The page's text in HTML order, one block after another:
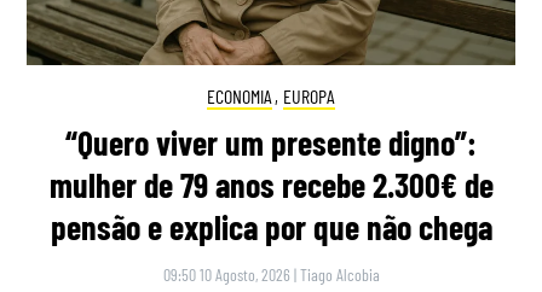
ECONOMIA , EUROPA
“Quero viver um presente digno”:
mulher de 79 anos recebe 2.300€ de
pensão e explica por que não chega
09:50 10 Agosto, 2026 |Tiago Alcobia